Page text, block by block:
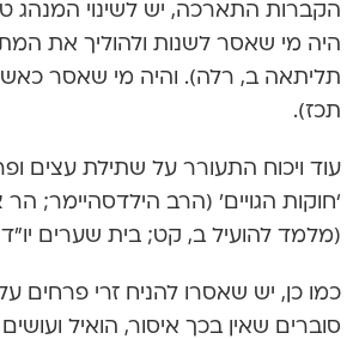
הקברות התארכה, יש לשינוי המנהג
היה מי שאסר לשנות ולהוליך את
תליתאה ב, רלה). והיה מי שאסר
תכז).
עוד ויכוח התעורר על שתילת עצים
‘חוקות הגויים’ (הרב הילדסהיימר;
(מלמד להועיל ב, קט; בית שערים
כמו כן, יש שאסרו להניח זרי פרחים
סוברים שאין בכך איסור, הואיל